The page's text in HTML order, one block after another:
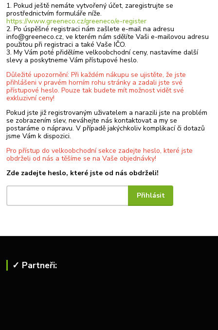
1. Pokud ještě nemáte vytvořený účet, zaregistrujte se
prostřednictvím formuláře níže.
https://www.greeneco.cz/greeneco/e-register
2. Po úspěšné registraci nám zašlete e-mail na adresu
info@greeneco.cz, ve kterém nám sdělíte Vaši e-mailovou adresu
použitou při registraci a také Vaše IČO.
3. My Vám poté přidělíme velkoobchodní ceny, nastavíme další
slevy a poskytneme Vám přístupové heslo.
Důležité upozornění: Při každém nákupu se ujistěte, že jste
přihlášeni v pravém horním rohu stránky a zadali jste své
přístupové heslo. Pouze tak budete mít možnost vidět své
exkluzivní ceny!
Pokud jste již registrovaným uživatelem a narazili jste na problém
se zobrazením slev, neváhejte nás kontaktovat a my se
postaráme o nápravu. V případě jakýchkoliv komplikací či dotazů
jsme Vám k dispozici.
Pro přístup do velkoobchodní sekce zadejte heslo, které jste
obdrželi od nás a těšíme se na Vaše objednávky!
Zde zadejte heslo, které jste od nás obdrželi!
✓ Partneři: